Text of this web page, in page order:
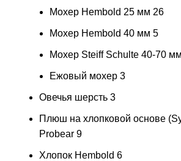
Мохер Hembold 25 мм 26
Мохер Hembold 40 мм 5
Мохер Steiff Schulte 40-70 мм
Ежовый мохер 3
Овечья шерсть 3
Плюш на хлопковой основе
Probear 9
Хлопок Hembold 6